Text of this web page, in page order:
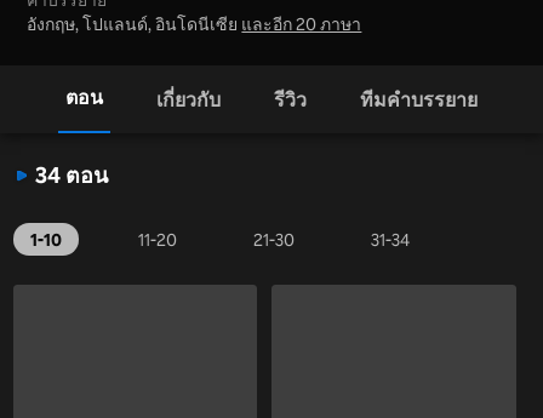
อังกฤษ, โปแลนด์, อินโดนีเซีย และอีก 20 ภาษา
ตอน เกี่ยวกับ รีวิว ทีมคำบรรยาย
34 ตอน
1-10 11-20 21-30 31-34